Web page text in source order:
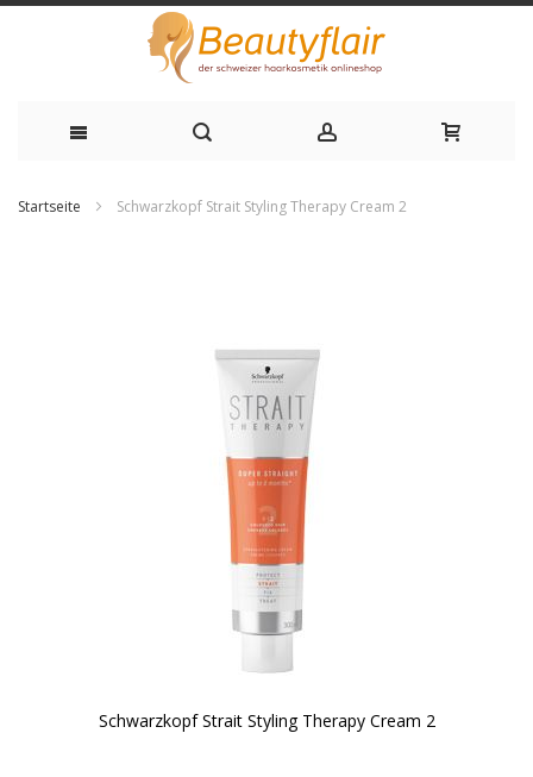
Startseite Schwarzkopf Strait Styling Therapy Cream 2
Schwarzkopf Strait Styling Therapy Cream 2